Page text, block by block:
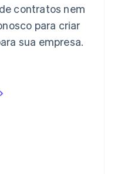
contratos nem
para criar
sua empresa.